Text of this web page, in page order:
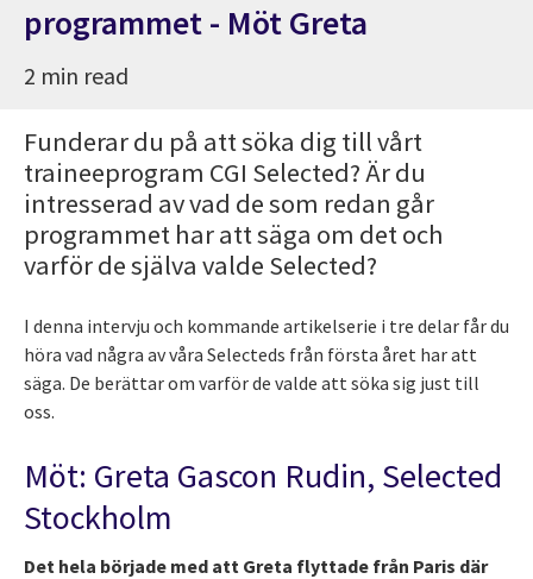
programmet - Möt Greta
2 min read
Funderar du på att söka dig till vårt
traineeprogram CGI Selected? Är du
intresserad av vad de som redan går
programmet har att säga om det och
varför de själva valde Selected?
I denna intervju och kommande artikelserie i tre delar får du
höra vad några av våra Selecteds från första året har att
säga. De berättar om varför de valde att söka sig just till
oss.
Möt: Greta Gascon Rudin, Selected
Stockholm
Det hela började med att Greta flyttade från Paris där